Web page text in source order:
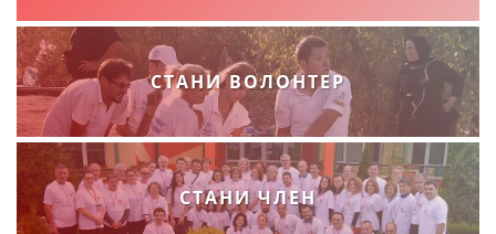
МЕЃУНАРОДНА СОРАБОТКА
ЗНАЧЕЊЕ НА СЛУЖБАТА ЗА БАРАЊЕ
ФОРМУЛАРИ ЗА БАРАЊА
ЗДРАВСТВЕНО ПРЕВЕНТИВНА ДЕЈНОСТ
ПРВА ПОМОШ
СТАНИ ВОЛОНТЕР
СТАНИ ЧЛЕН